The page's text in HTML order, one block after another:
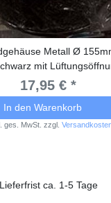
Metall Ø
mit
17,95 € *
In den Warenkorb
ges. MwSt. zzgl.
Lieferfrist ca. 1-5 Tage